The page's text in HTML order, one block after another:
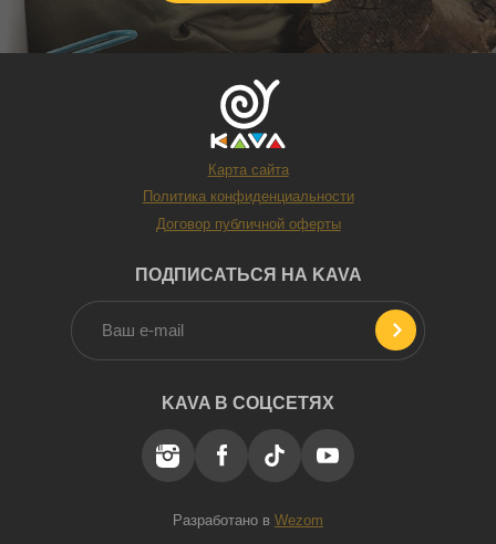
Карта сайта
Политика конфиденциальности
Договор публичной оферты
ПОДПИСАТЬСЯ НА KAVA
KAVA В СОЦСЕТЯХ
Разработано в Wezom